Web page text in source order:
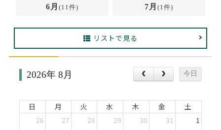
Career Talk Live
6月 (11件) 7月(1件)
リストで見る
2026年 8月 今日
日 月 火 水 木 金
土
26
27 28 29 30 31 1